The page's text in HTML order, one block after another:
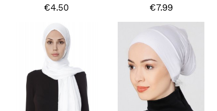
€4.50 €7.99